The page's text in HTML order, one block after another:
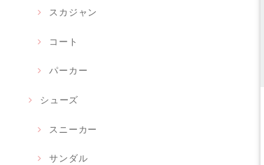
スカジャン
コート
パーカー
シューズ
スニーカー
サンダル